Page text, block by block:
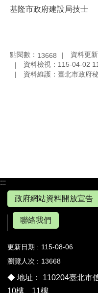
基隆市政府建設局技士
點閱數： 13668
資料更
資料檢視：115-04-02
資料維護：臺北市政府
:::
政府網站資料開放宣告
聯絡我們
更新日期
115-08-06
瀏覽人次
13668
◆ 地址： 110204臺北市
10樓、11樓